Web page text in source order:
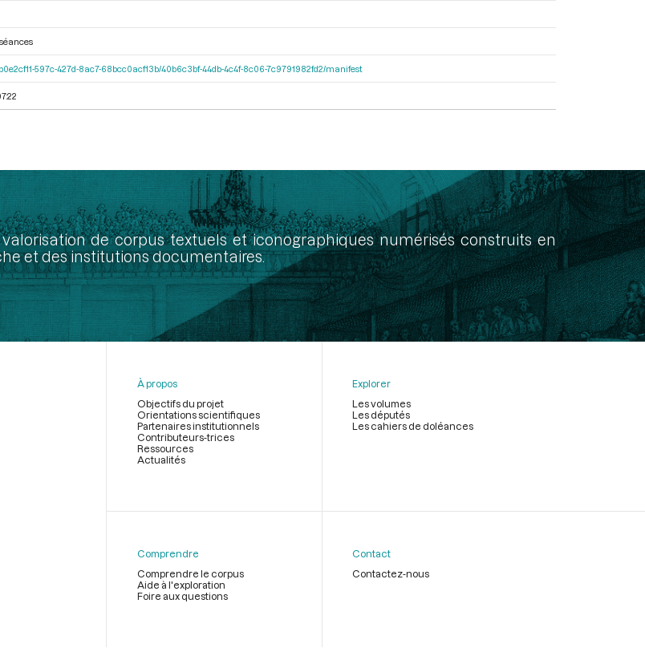
b0e2cf11-597c-427d-8ac7-68bcc0acf13b/40b6c3bf-44db-4c4f-8c06-7c9791982fd2/manifest
de corpus textuels et iconographiques numérisés construits en
et des institutions documentaires.
page
À propos
Objectifs du projet
Orientations scientifiques
Partenaires institutionnels
Contributeurs-trices
Ressources
Actualités
Explorer
Les volumes
Les députés
Les cahiers de doléances
Comprendre
Comprendre le corpus
Aide à l'exploration
Foire aux questions
Contact
Contactez-nous